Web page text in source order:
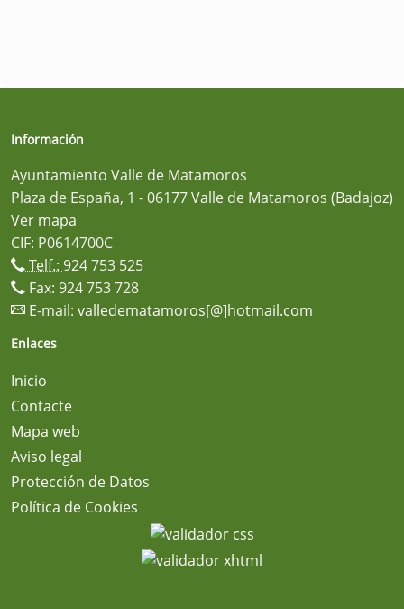
Información
Ayuntamiento Valle de Matamoros
Plaza de España, 1 - 06177 Valle de Matamoros (Badajoz)
Ver mapa
CIF: P0614700C
Telf.: 924 753 525
Fax: 924 753 728
E-mail: valledematamoros[@]hotmail.com
Enlaces
Inicio
Contacte
Mapa web
Aviso legal
Protección de Datos
Política de Cookies